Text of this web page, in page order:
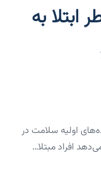
۲۸٪ خطر ابتلا به
اولیه سلامت در